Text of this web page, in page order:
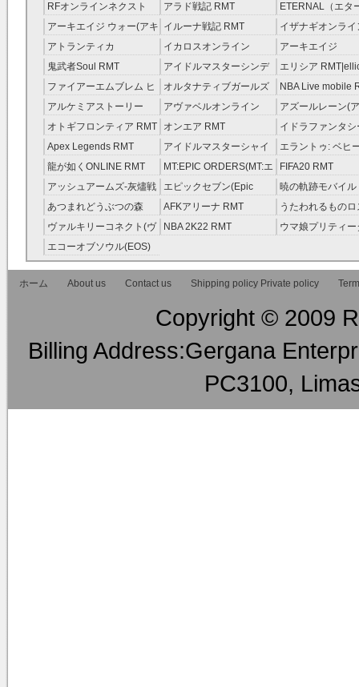
RFオンラインネクスト
RMT
アラド戦記 RMT
ETERNAL（エタ
RMT
アーキエイジ ウォー(アキ
ウオ) RMT
イルーナ戦記 RMT
イザナギオンライ
アトランティカ
RMT|Atlantica RMT
イカロスオンライン
RMT（予約制）
アーキエイジ
RMT|ArcheAge
約制）
鬼武者Soul RMT
アイドルマスターシンデ
レラガールズ(モバマス)
RMT
エリシア
RMT
ファイアーエムブレム ヒ
ーローズ(FEヒーローズ)
RMT
オルタナティブガールズ
RMT
NBA Live mobile
アルケミアストーリー
（アルスト） RMT
アヴァベルオンライン
RMT
アズールレーン(
RMT
オトギフロンティア RMT オンエア RMT
イドラファンタシ
ーサーガ RMT
Apex Legends RMT
アイドルマスターシャイ
ニーカラーズ(シャニマス)
RMT
エラントゥ: ベヒ
ピリット RMT
龍が如くONLINE RMT
MT:EPIC ORDERS(MT:エ
ピック・オーダーズ)
RMT
FIFA20 RMT
アッシュアームズ‐灰燼戦
線 RMT
エピックセブン(Epic
Seven) RMT
暁の軌跡モバイル
伝説 ） RMT
あつまれどうぶつの森
RMT
AFKアリーナ RMT
うたわれるもの
ラグ(ロスフラ)
ヴァルキリーコネクト(ヴ
ァルコネ) RMT
NBA 2K22 RMT
ウマ娘プリティー
エコーオブソウル(EOS)
RMT
ホーム
About us Contact us Shipping policy Private policy
Copyright © 2009
Billing Address:Gergana
PC3100,